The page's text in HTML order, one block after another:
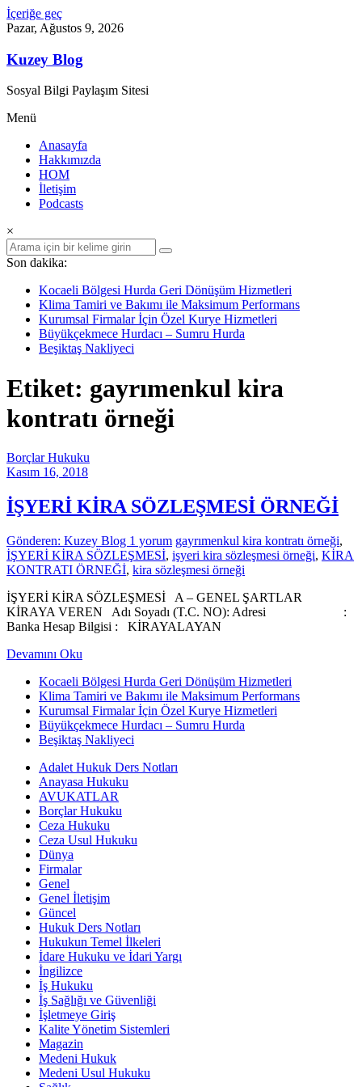
İçeriğe geç
Pazar, Ağustos 9, 2026
Kuzey Blog
Sosyal Bilgi Paylaşım Sitesi
Menü
Anasayfa
Hakkımızda
HOM
İletişim
Podcasts
×
Son dakika:
Kocaeli Bölgesi Hurda Geri Dönüşüm Hizmetleri
Klima Tamiri ve Bakımı ile Maksimum Performans
Kurumsal Firmalar İçin Özel Kurye Hizmetleri
Büyükçekmece Hurdacı – Sumru Hurda
Beşiktaş Nakliyeci
Etiket: gayrımenkul kira
kontratı örneği
Borçlar Hukuku
Kasım 16, 2018
İŞYERİ KİRA SÖZLEŞMESİ ÖRNEĞİ
Gönderen: Kuzey Blog 1 yorum gayrımenkul kira kontratı örneği,
İŞYERİ KİRA SÖZLEŞMESİ, işyeri kira sözleşmesi örneği, KİRA
KONTRATI ÖRNEĞİ, kira sözleşmesi örneği
İŞYERİ KİRA SÖZLEŞMESİ A – GENEL ŞARTLAR
KİRAYA VEREN Adı Soyadı (T.C. NO): Adresi :
Banka Hesap Bilgisi : KİRAYALAYAN
Devamını Oku
Kocaeli Bölgesi Hurda Geri Dönüşüm Hizmetleri
Klima Tamiri ve Bakımı ile Maksimum Performans
Kurumsal Firmalar İçin Özel Kurye Hizmetleri
Büyükçekmece Hurdacı – Sumru Hurda
Beşiktaş Nakliyeci
Adalet Hukuk Ders Notları
Anayasa Hukuku
AVUKATLAR
Borçlar Hukuku
Ceza Hukuku
Ceza Usul Hukuku
Dünya
Firmalar
Genel
Genel İletişim
Güncel
Hukuk Ders Notları
Hukukun Temel İlkeleri
İdare Hukuku ve İdari Yargı
İngilizce
İş Hukuku
İş Sağlığı ve Güvenliği
İşletmeye Giriş
Kalite Yönetim Sistemleri
Magazin
Medeni Hukuk
Medeni Usul Hukuku